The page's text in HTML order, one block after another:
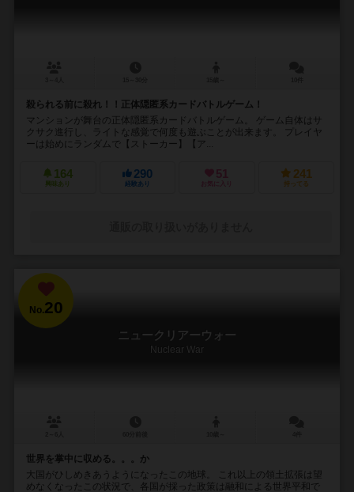
殺られる前に殺れ！！正体隠匿系カードバトルゲーム！
マンションが舞台の正体隠匿系カードバトルゲーム。 ゲーム自体はサ
クサク進行し、ライトな感覚で何度も遊ぶことが出来ます。 プレイヤ
ーは始めにランダムで【ストーカー】【ア...
164
興味あり
290
経験あり
51
お気に入り
241
持ってる
No.20
ニュークリアーウォー
Nuclear War
世界を掌中に収める。。。か
大国がひしめきあうようになったこの地球。 これ以上の領土拡張は望
めなくなったこの状況で、各国が採った政策は融和による世界平和で